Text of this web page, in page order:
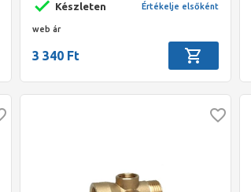
Készleten Értékelje elsőként
web ár
3 340 Ft